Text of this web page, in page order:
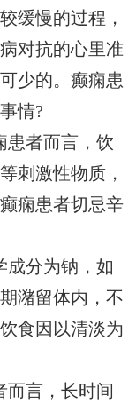
缓慢的过程，
对抗的心里准
少的。癫痫患
情?
患者而言，饮
刺激性物质，
痫患者切忌辛
成分为钠，如
潴留体内，不
食因以清淡为
而言，长时间